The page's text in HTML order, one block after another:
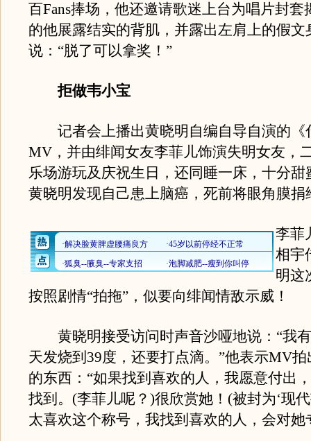
百Fans捧场，他还邀请歌迷上台为唱片封套
的他展露结实的背肌，并露出左肩上的假文
说：“脱了可以拿奖！”
拒做韦小宝
记者会上播出黄晓明自编自导自演的《
MV，并由绯闻女友李菲儿饰演失明女友，
乐场游玩及庆祝生日，还同睡一床，十分甜
黄晓明发现自己患上脑癌，死前将眼角膜捐
李菲
相宇
明这
按照剧情“拍拖”，似要向绯闻情敌示威！
黄晓明接受访问时声音沙哑地说：“我
天发烧到39度，还要打点滴。”他表示MV
的东西：“如果找到喜欢的人，我愿意付出
找到。(李菲儿呢？)很欣赏她！(被封为‘现
太喜欢这个称号，我找到喜欢的人，会对她